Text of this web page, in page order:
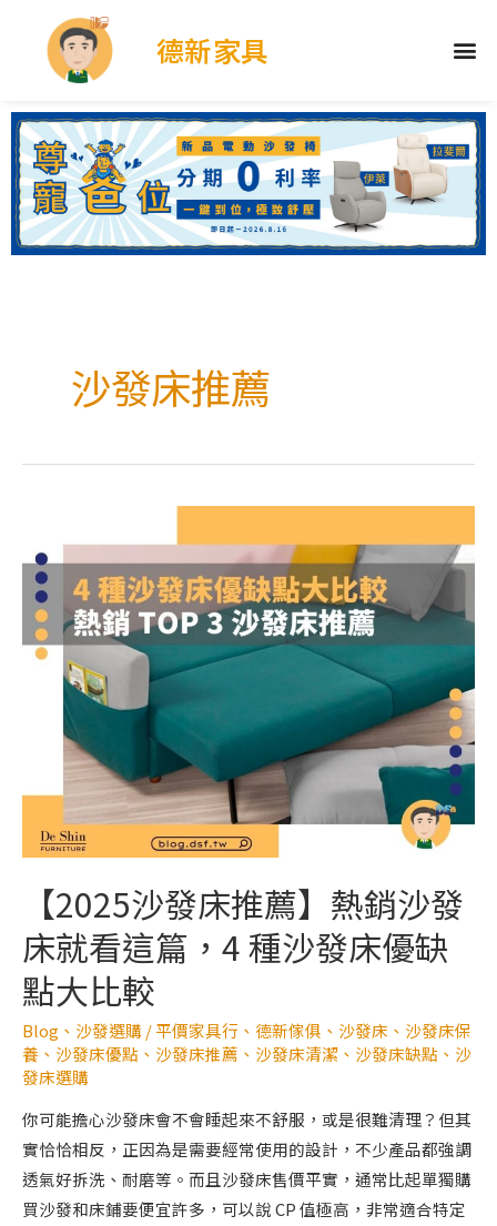
德新家具
沙發床推薦
【2025沙發床推薦】熱銷沙發
床就看這篇，4 種沙發床優缺
點大比較
Blog 、 沙發選購/平價家具行 、 德新傢俱 、 沙發床 、 沙發床保
養 、 沙發床優點 、 沙發床推薦 、 沙發床清潔 、 沙發床缺點 、 沙
發床選購
你可能擔心沙發床會不會睡起來不舒服，或是很難清理？但其
實恰恰相反，正因為是需要經常使用的設計，不少產品都強調
透氣好拆洗、耐磨等。而且沙發床售價平實，通常比起單獨購
買沙發和床鋪要便宜許多，可以說 CP 值極高，非常適合特定